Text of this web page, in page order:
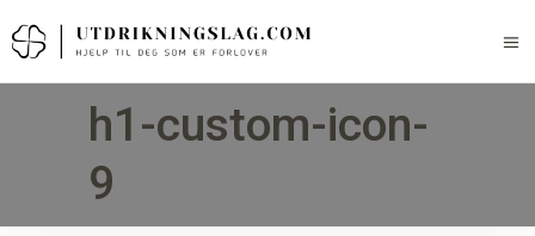
h1-custom-icon-
9